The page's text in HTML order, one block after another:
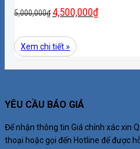
5,000,000₫ 4,500,000₫
Xem chi tiết »
YÊU CẦU BÁO GIÁ
Để nhận thông tin Giá chính xác xin
thoại hoặc gọi đến Hotline để được